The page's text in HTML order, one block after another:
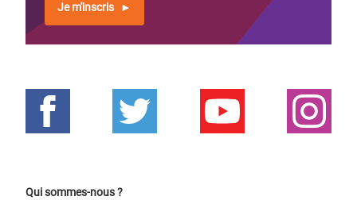
Je m'inscris
Qui sommes-nous ?